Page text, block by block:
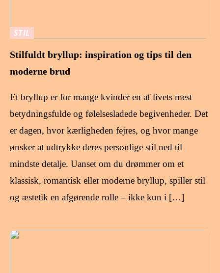
STIL
Stilfuldt bryllup: inspiration og tips til den
moderne brud
Et bryllup er for mange kvinder en af livets mest
betydningsfulde og følelsesladede begivenheder. Det
er dagen, hvor kærligheden fejres, og hvor mange
ønsker at udtrykke deres personlige stil ned til
mindste detalje. Uanset om du drømmer om et
klassisk, romantisk eller moderne bryllup, spiller stil
og æstetik en afgørende rolle – ikke kun i […]